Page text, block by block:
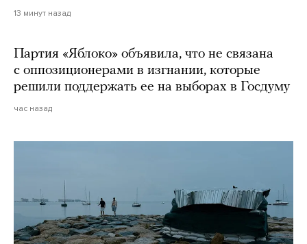
13 минут назад
Партия «Яблоко» объявила, что не связана
с оппозиционерами в изгнании, которые
решили поддержать ее на выборах в Госдуму
час назад